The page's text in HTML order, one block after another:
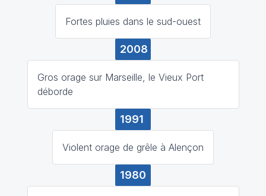
Fortes pluies dans le sud-ouest
2008
Gros orage sur Marseille, le Vieux Port
déborde
1991
Violent orage de grêle à Alençon
1980